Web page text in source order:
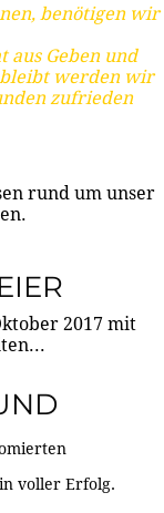
benötigen wir
aus Geben und
bleibt werden wir
zufrieden
rund um unser
2017 mit
voller Erfolg.